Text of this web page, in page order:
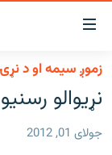
د
لاسرسي
ځای
عمومي
پاڼې
موضوع
کور
لنډ خبرونه
پښتونخوا او قبایل
زموږ سیمه او د
نړیوالو
جولای 01, 2012